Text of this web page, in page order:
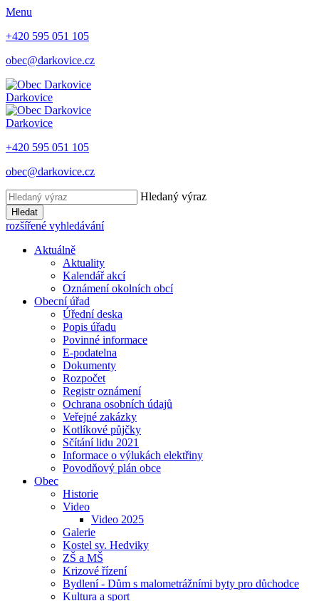
Menu
+420 595 051 105
obec@darkovice.cz
Darkovice
Darkovice
+420 595 051 105
obec@darkovice.cz
Hledaný výraz
Hledat
rozšířené vyhledávání
Aktuálně
Aktuality
Kalendář akcí
Oznámení okolních obcí
Obecní úřad
Úřední deska
Popis úřadu
Povinné informace
E-podatelna
Dokumenty
Rozpočet
Registr oznámení
Ochrana osobních údajů
Veřejné zakázky
Kotlíkové půjčky
Sčítání lidu 2021
Informace o výlukách elektřiny
Povodňový plán obce
Obec
Historie
Video
Video 2025
Galerie
Kostel sv. Hedviky
ZŠ a MŠ
Krizové řízení
Bydlení - Dům s malometrážními byty pro důchodce
Kultura a sport